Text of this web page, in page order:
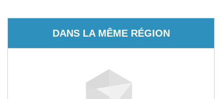
DANS LA MÊME RÉGION